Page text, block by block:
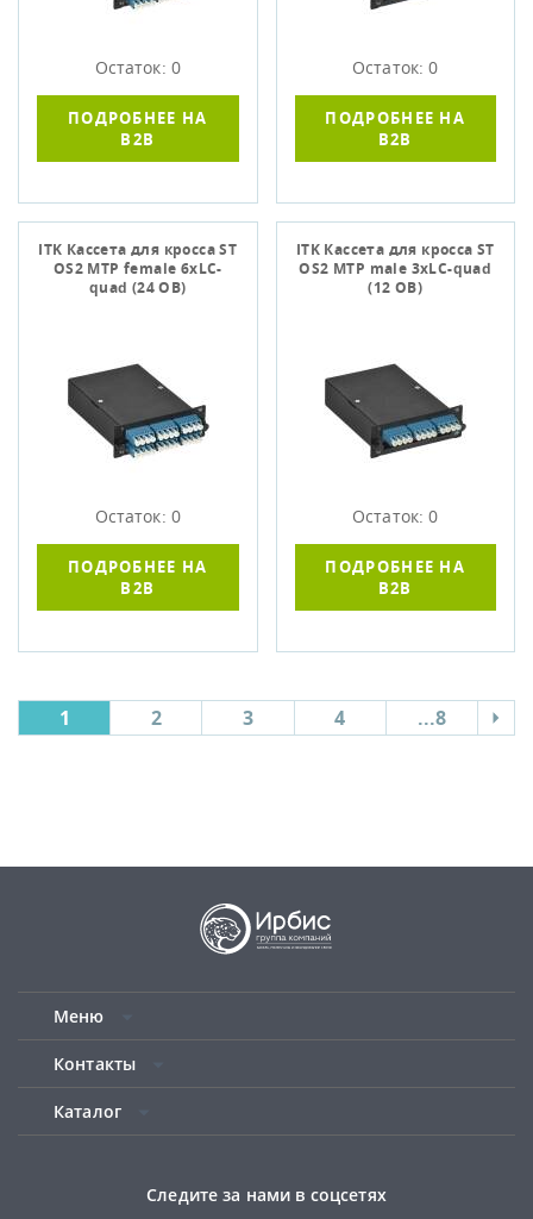
Остаток: 0
ПОДРОБНЕЕ НА
B2B
Остаток: 0
ПОДРОБНЕЕ НА
B2B
ITK Кассета для кросса ST
OS2 MTP female 6хLC-
quad (24 ОВ)
Остаток: 0
ПОДРОБНЕЕ НА
B2B
ITK Кассета для кросса ST
OS2 MTP male 3хLC-quad
(12 ОВ)
Остаток: 0
ПОДРОБНЕЕ НА
B2B
1 2 3 4 ...8
Меню
Контакты
Каталог
Следите за нами в соцсетях